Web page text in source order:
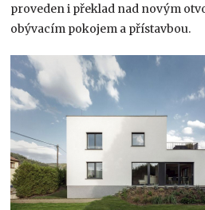
proveden i překlad nad novým
obývacím pokojem a přístavbou.